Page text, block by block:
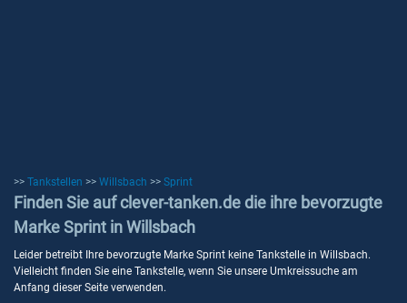
>> Tankstellen >> Willsbach >> Sprint
Finden Sie auf clever-tanken.de die ihre bevorzugte
Marke Sprint in Willsbach
Leider betreibt Ihre bevorzugte Marke Sprint keine Tankstelle in Willsbach.
Vielleicht finden Sie eine Tankstelle, wenn Sie unsere Umkreissuche am
Anfang dieser Seite verwenden.